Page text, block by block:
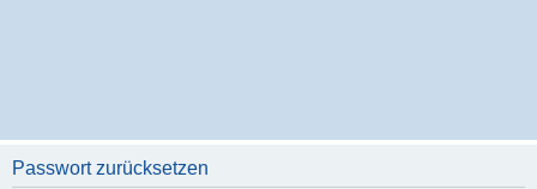
Passwort zurücksetzen